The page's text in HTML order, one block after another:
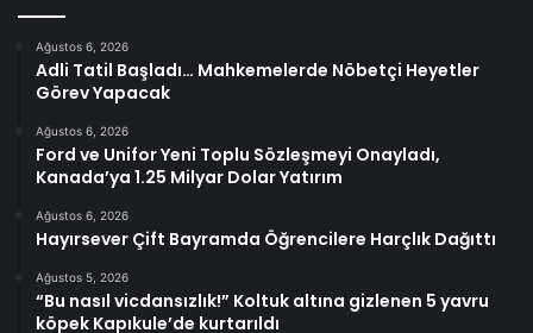
Ağustos 6, 2026
Adli Tatil Başladı… Mahkemelerde Nöbetçi Heyetler
Görev Yapacak
Ağustos 6, 2026
Ford ve Unifor Yeni Toplu Sözleşmeyi Onayladı,
Kanada’ya 1.25 Milyar Dolar Yatırım
Ağustos 6, 2026
Hayırsever Çift Bayramda Öğrencilere Harçlık Dağıttı
Ağustos 5, 2026
“Bu nasıl vicdansızlık!” Koltuk altına gizlenen 5 yavru
köpek Kapıkule’de kurtarıldı